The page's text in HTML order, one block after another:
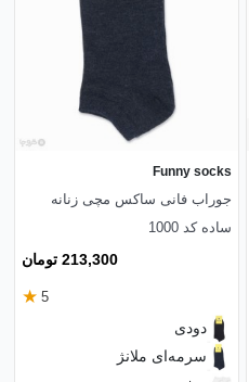
Funny socks
جوراب فانی ساکس مچی زنانه
ساده کد 1000
213,300 تومان
5
★
دودی
سرمه‌ای ملانژ